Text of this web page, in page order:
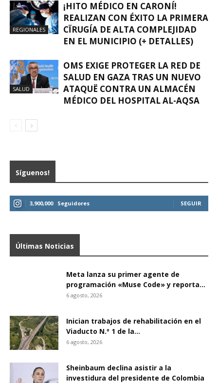
REGIONALES
¡HITO MÉDICO EN CARONÍ!
REALIZAN CON ÉXITO LA PRIMERA
CÏRUGÍA DE ALTA COMPLEJIDAD
EN EL MUNICIPIO (+ DETALLES)
SALUD
OMS EXIGE PROTEGER LA RED DE
SALUD EN GAZA TRAS UN NUEVO
ATAQUË CONTRA UN ALMACÉN
MÉDICO DEL HOSPITAL AL-AQSA
Síguenos!
3,900,000 Seguidores SEGUIR
Últimas Noticias
Meta lanza su primer agente de
programación «Muse Code» y reporta...
6 agosto, 2026
Inician trabajos de rehabilitación en el
Viaducto N.º 1 de la...
6 agosto, 2026
Sheinbaum declina asistir a la
investidura del presidente de Colombia